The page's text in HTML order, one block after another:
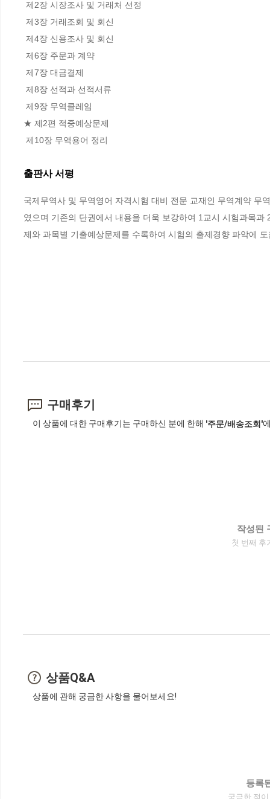
★ 제2편 적중예상문제
제10장 무역용어 정리
출판사 서평
국제무역사 및 무역영어 자격시험 대비 전문 교재인 무역계약 무
였으며 기존의 단권에서 내용을 더욱 보강하여 1교시 시험과목
제와 과목별 기출예상문제를 수록하여 시험의 출제경향 파악에
구매후기
이 상품에 대한 구매후기는 구매하신 분에 한해 '주문/배송조회'
작성된
첫 번째 후
상품Q&A
상품에 관해 궁금한 사항을 물어보세요!
등록
궁금한 점